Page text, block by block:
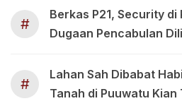
#
Berkas P21, Security
Dugaan Pencabulan
#
Lahan Sah Dibabat
Tanah di Puuwatu Kian